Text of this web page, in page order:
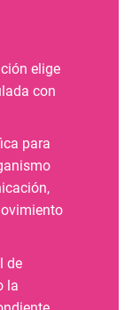
elige
con
para
de
la